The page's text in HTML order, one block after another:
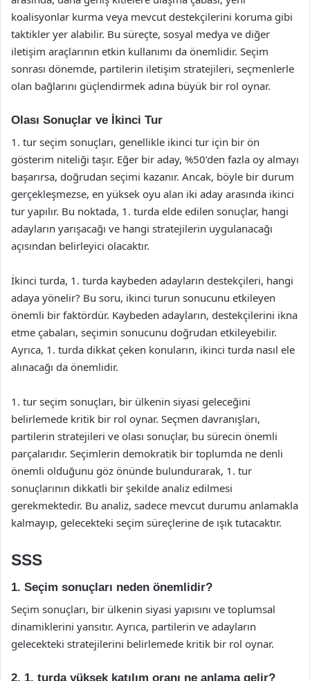
koalisyonlar kurma veya mevcut destekçilerini koruma gibi
taktikler yer alabilir. Bu süreçte, sosyal medya ve diğer
iletişim araçlarının etkin kullanımı da önemlidir. Seçim
sonrası dönemde, partilerin iletişim stratejileri, seçmenlerle
olan bağlarını güçlendirmek adına büyük bir rol oynar.
Olası Sonuçlar ve İkinci Tur
1. tur seçim sonuçları, genellikle ikinci tur için bir ön
gösterim niteliği taşır. Eğer bir aday, %50’den fazla oy almayı
başarırsa, doğrudan seçimi kazanır. Ancak, böyle bir durum
gerçekleşmezse, en yüksek oyu alan iki aday arasında ikinci
tur yapılır. Bu noktada, 1. turda elde edilen sonuçlar, hangi
adayların yarışacağı ve hangi stratejilerin uygulanacağı
açısından belirleyici olacaktır.
İkinci turda, 1. turda kaybeden adayların destekçileri, hangi
adaya yönelir? Bu soru, ikinci turun sonucunu etkileyen
önemli bir faktördür. Kaybeden adayların, destekçilerini ikna
etme çabaları, seçimin sonucunu doğrudan etkileyebilir.
Ayrıca, 1. turda dikkat çeken konuların, ikinci turda nasıl ele
alınacağı da önemlidir.
1. tur seçim sonuçları, bir ülkenin siyasi geleceğini
belirlemede kritik bir rol oynar. Seçmen davranışları,
partilerin stratejileri ve olası sonuçlar, bu sürecin önemli
parçalarıdır. Seçimlerin demokratik bir toplumda ne denli
önemli olduğunu göz önünde bulundurarak, 1. tur
sonuçlarının dikkatli bir şekilde analiz edilmesi
gerekmektedir. Bu analiz, sadece mevcut durumu anlamakla
kalmayıp, gelecekteki seçim süreçlerine de ışık tutacaktır.
SSS
1. Seçim sonuçları neden önemlidir?
Seçim sonuçları, bir ülkenin siyasi yapısını ve toplumsal
dinamiklerini yansıtır. Ayrıca, partilerin ve adayların
gelecekteki stratejilerini belirlemede kritik bir rol oynar.
2. 1. turda yüksek katılım oranı ne anlama gelir?